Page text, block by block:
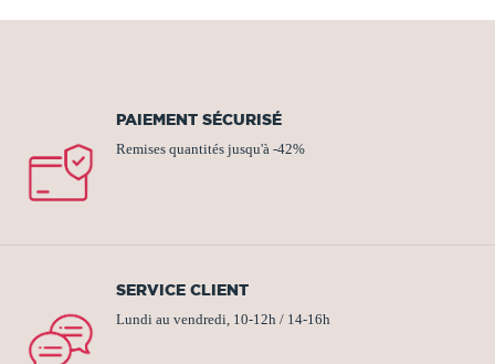
PAIEMENT SÉCURISÉ
Remises quantités jusqu'à -42%
SERVICE CLIENT
Lundi au vendredi, 10-12h / 14-16h